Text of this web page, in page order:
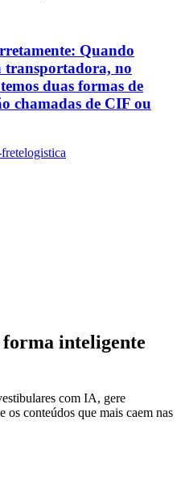
Quando
transportadora, no
duas formas de
chamadas de CIF ou
logistica
forma inteligente
com IA, gere
os conteúdos que mais caem nas